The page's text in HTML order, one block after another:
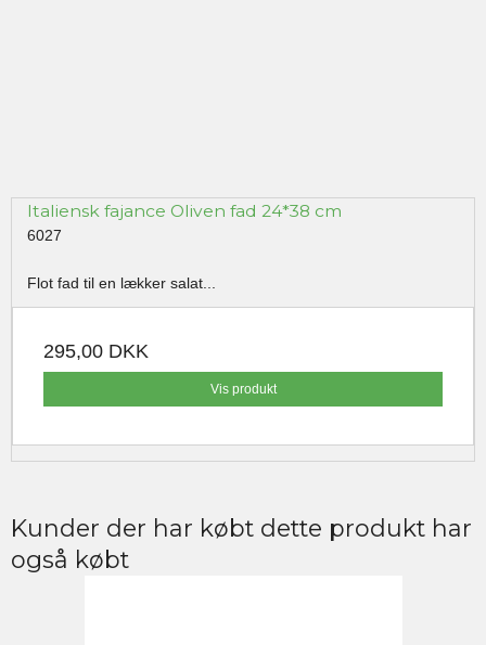
Italiensk fajance Oliven fad 24*38 cm
6027
Flot fad til en lækker salat...
295,00 DKK
Vis produkt
Kunder der har købt dette produkt har
også købt